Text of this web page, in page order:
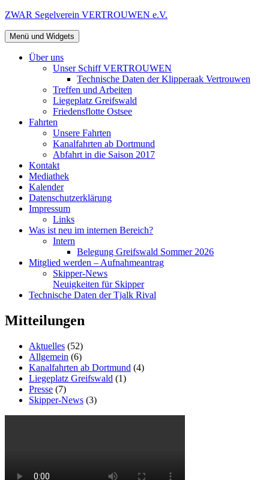
Zum
springen
ZWAR Segelverein VERTROUWEN e.V.
Menü und Widgets
Über uns
Unser Schiff VERTROUWEN
Technische Daten der Klipperaak Vertrouwen
Treffen und Arbeiten
Liegeplatz Greifswald
Friedensflotte Ostsee
Fahrten
Unsere Fahrten
Kanalfahrten ab Dortmund
Abfahrt in die Saison 2017
Kontakt
Mediathek
Kalender
Datenschutzerklärung
Impressum
Links
Was ist neu im internen Bereich?
Intern
Belegung Greifswald Sommer 2026
Mitglied werden – Aufnahmeantrag
Skipper-News
Neuigkeiten für Skipper
Technische Daten der Tjalk Rival
Mitteilungen
Aktuelles (52)
Allgemein (6)
Kanalfahrten ab Dortmund (4)
Liegeplatz Greifswald (1)
Presse (7)
Skipper-News (3)